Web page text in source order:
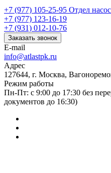
+7 (977) 105-25-95 Отдел
+7 (977) 123-16-19
+7 (931) 012-10-76
Заказать звонок
E-mail
info@atlastpk.ru
Адрес
127644, г. Москва,
Режим работы
Пн-Пт: с 9:00 до 17:30 без
документов до 16:30)